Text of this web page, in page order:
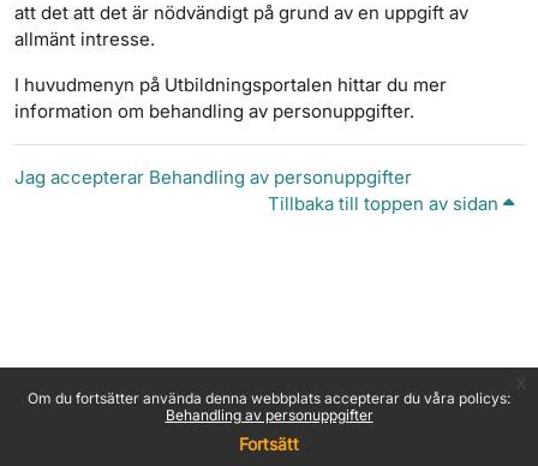
Om du fortsätter använda denna webbplats accepterar du våra policys:
Behandling av personuppgifter
Fortsätt
att det att det är nödvändigt på grund av en uppgift av
allmänt intresse.
I huvudmenyn på Utbildningsportalen hittar du mer
information om behandling av personuppgifter.
Jag accepterar Behandling av personuppgifter
Tillbaka till toppen av sidan